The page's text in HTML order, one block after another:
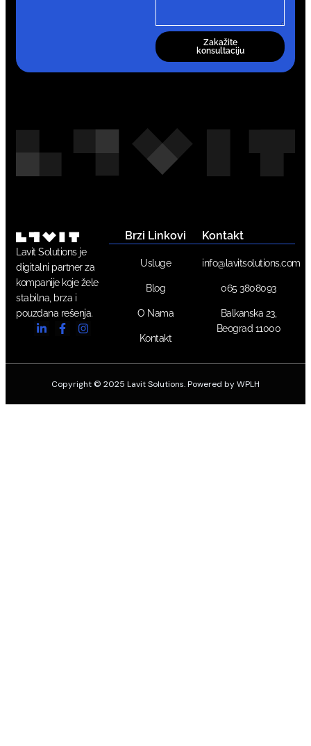
Zakažite
konsultaciju
Lavit Solutions je
digitalni partner za
kompanije koje žele
stabilna, brza i
pouzdana rešenja.
Brzi Linkovi
Usluge
Blog
O Nama
Kontakt
Kontakt
info@lavitsolutions.com
065 3808093
Balkanska 23,
Beograd 11000
Copyright © 2025 Lavit Solutions. Powered by WPLH